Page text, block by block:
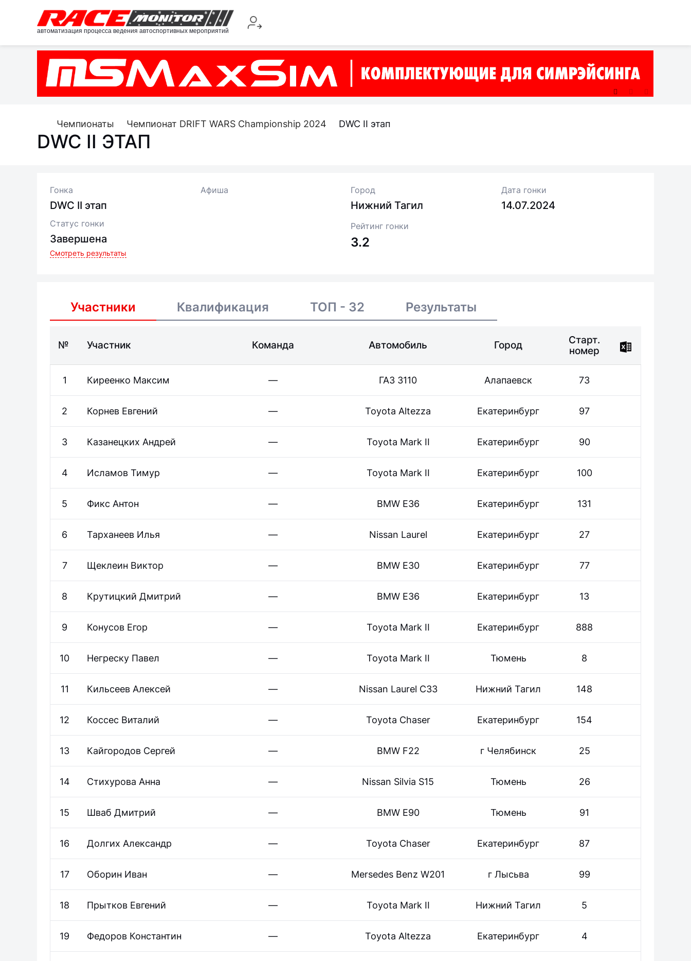
автоматизация процесса ведения автоспортивных мероприятий
Чемпионаты Чемпионат DRIFT WARS Championship 2024 DWC II этап
DWC II ЭТАП
Гонка
DWC II этап
Статус гонки
Завершена
Смотреть результаты
Афиша Город
Нижний Тагил
Дата гонки
14.07.2024
Рейтинг гонки
3.2
Участники Квалификация ТОП - 32 Результаты
№ Участник Команда Автомобиль Город
Старт.
номер
1 Киреенко Максим — ГАЗ 3110 Алапаевск 73
2 Корнев Евгений — Toyota Altezza Екатеринбург 97
3 Казанецких Андрей — Toyota Mark II Екатеринбург 90
4 Исламов Тимур — Toyota Mark II Екатеринбург 100
5 Фикс Антон — BMW E36 Екатеринбург 131
6 Тарханеев Илья — Nissan Laurel Екатеринбург 27
7 Щеклеин Виктор — BMW E30 Екатеринбург 77
8 Крутицкий Дмитрий — BMW E36 Екатеринбург 13
9 Конусов Егор — Toyota Mark II Екатеринбург 888
10 Негреску Павел — Toyota Mark II Тюмень 8
11 Кильсеев Алексей — Nissan Laurel C33 Нижний Тагил 148
12 Коссес Виталий — Toyota Chaser Екатеринбург 154
13 Кайгородов Сергей — BMW F22 г Челябинск 25
14 Стихурова Анна — Nissan Silvia S15 Тюмень 26
15 Шваб Дмитрий — BMW E90 Тюмень 91
16 Долгих Александр — Toyota Chaser Екатеринбург 87
17 Оборин Иван — Mersedes Benz W201 г Лысьва 99
18 Прытков Евгений — Toyota Mark II Нижний Тагил 5
19 Федоров Константин — Toyota Altezza Екатеринбург 4